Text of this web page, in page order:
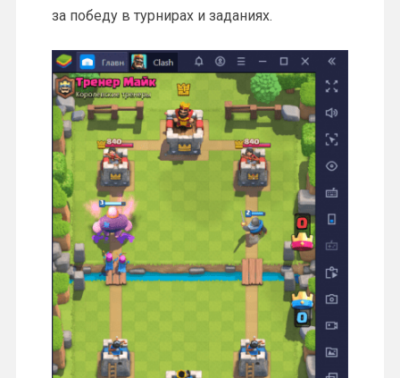
за победу в турнирах и заданиях.